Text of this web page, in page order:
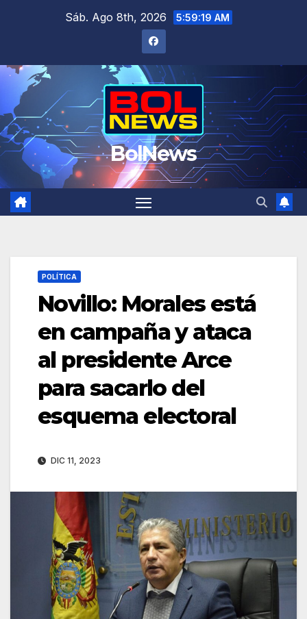
Sáb. Ago 8th, 2026 5:59:19 AM
BolNews
POLÍTICA
Novillo: Morales está
en campaña y ataca
al presidente Arce
para sacarlo del
esquema electoral
DIC 11, 2023